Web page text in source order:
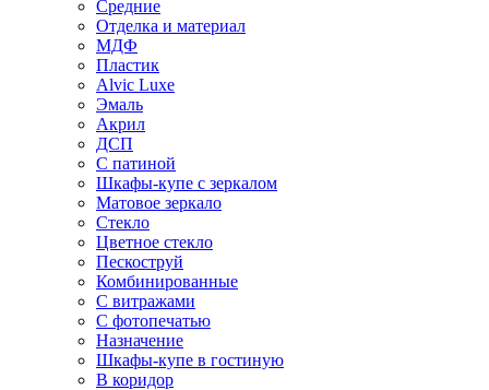
Средние
Отделка и материал
МДФ
Пластик
Alvic Luxe
Эмаль
Акрил
ДСП
С патиной
Шкафы-купе с зеркалом
Матовое зеркало
Стекло
Цветное стекло
Пескоструй
Комбинированные
С витражами
С фотопечатью
Назначение
Шкафы-купе в гостиную
В коридор